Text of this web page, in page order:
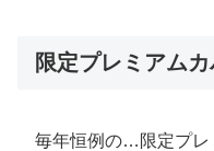
限定プレミアム
毎年恒例の…限定プレ